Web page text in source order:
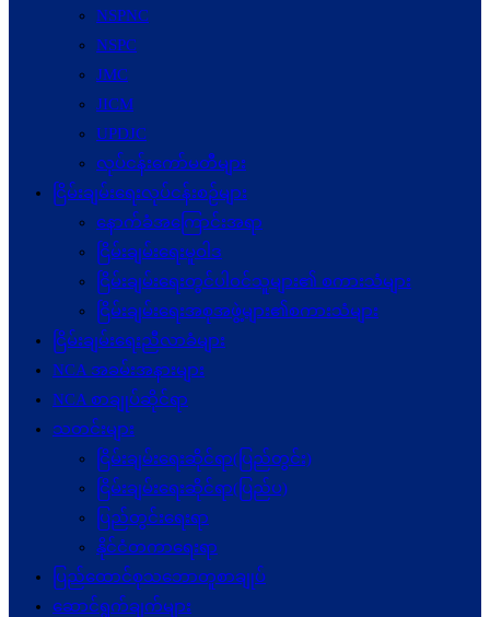
NSPNC
NSPC
JMC
JICM
UPDJC
လုပ်ငန်းကော်မတီများ
ငြိမ်းချမ်းရေးလုပ်ငန်းစဉ်များ
နောက်ခံအကြောင်းအရာ
ငြိမ်းချမ်းရေးမူဝါဒ
ငြိမ်းချမ်းရေးတွင်ပါဝင်သူများ၏ စကားသံများ
ငြိမ်းချမ်းရေးအစုအဖွဲ့များ၏စကားသံများ
ငြိမ်းချမ်းရေးညီလာခံများ
NCA အခမ်းအနားများ
NCA စာချုပ်ဆိုင်ရာ
သတင်းများ
ငြိမ်းချမ်းရေးဆိုင်ရာ(ပြည်တွင်း)
ငြိမ်းချမ်းရေးဆိုင်ရာ(ပြည်ပ)
ပြည်တွင်းရေးရာ
နိုင်ငံတကာရေးရာ
ပြည်ထောင်စုသဘောတူစာချုပ်
ဆောင်ရွက်ချက်များ